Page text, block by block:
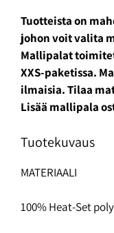
Tuotteista on
johon voit valita
Mallipalat
XXS-paketissa.
ilmaisia. Tilaa
Lisää mallipala
Tuotekuvaus
MATERIAALI
100% Heat-Set